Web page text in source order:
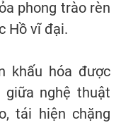
phong trào rèn
Hồ vĩ đại.
khấu hóa được
giữa nghệ thuật
tái hiện chặng